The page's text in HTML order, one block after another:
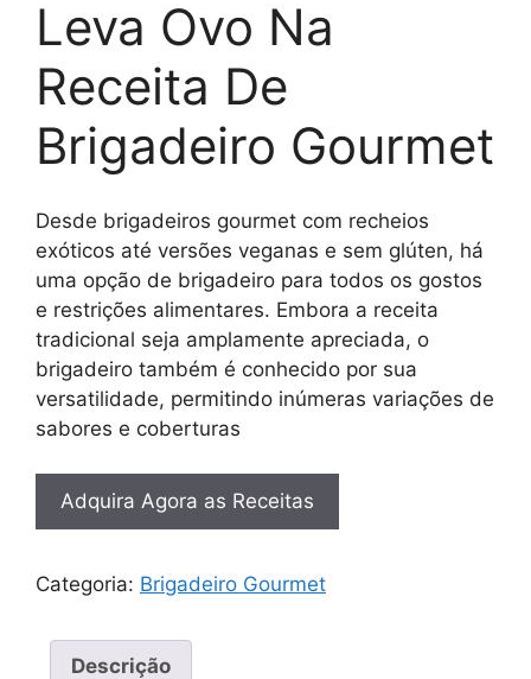
Leva Ovo Na
Receita De
Brigadeiro Gourmet
Desde brigadeiros gourmet com recheios
exóticos até versões veganas e sem glúten, há
uma opção de brigadeiro para todos os gostos
e restrições alimentares. Embora a receita
tradicional seja amplamente apreciada, o
brigadeiro também é conhecido por sua
versatilidade, permitindo inúmeras variações de
sabores e coberturas
Adquira Agora as Receitas
Categoria: Brigadeiro Gourmet
Descrição